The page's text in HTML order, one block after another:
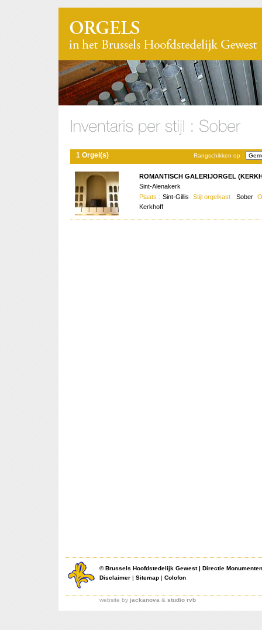
Rangschikken op :
1 Orgel(s)
ROMANTISCH GALERIJORGEL
Sint-Alenakerk
Plaats : Sint-Gillis Stijl orgelkast : Sober
Kerkhoff
©Brussels Hoofdstedelijk Gewest| Directie
Disclaimer | Sitemap | Colofon
website by jackanova & studio rvb